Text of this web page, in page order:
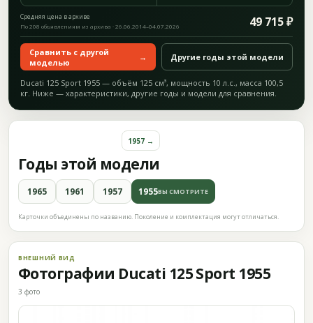
Средняя цена в архиве 49 715 ₽
По 208 объявлениям из архива · 26.06.2014–04.07.2026
Сравнить с другой
моделью
→ Другие годы этой модели
Ducati 125 Sport 1955 — объём 125 см³, мощность 10 л.с., масса 100,5
кг. Ниже — характеристики, другие годы и модели для сравнения.
Годы этой модели
1957 →
1965 1961 1957 1955ВЫ СМОТРИТЕ
Карточки объединены по названию. Поколение и комплектация могут отличаться.
ВНЕШНИЙ ВИД
Фотографии Ducati 125 Sport 1955
3 фото